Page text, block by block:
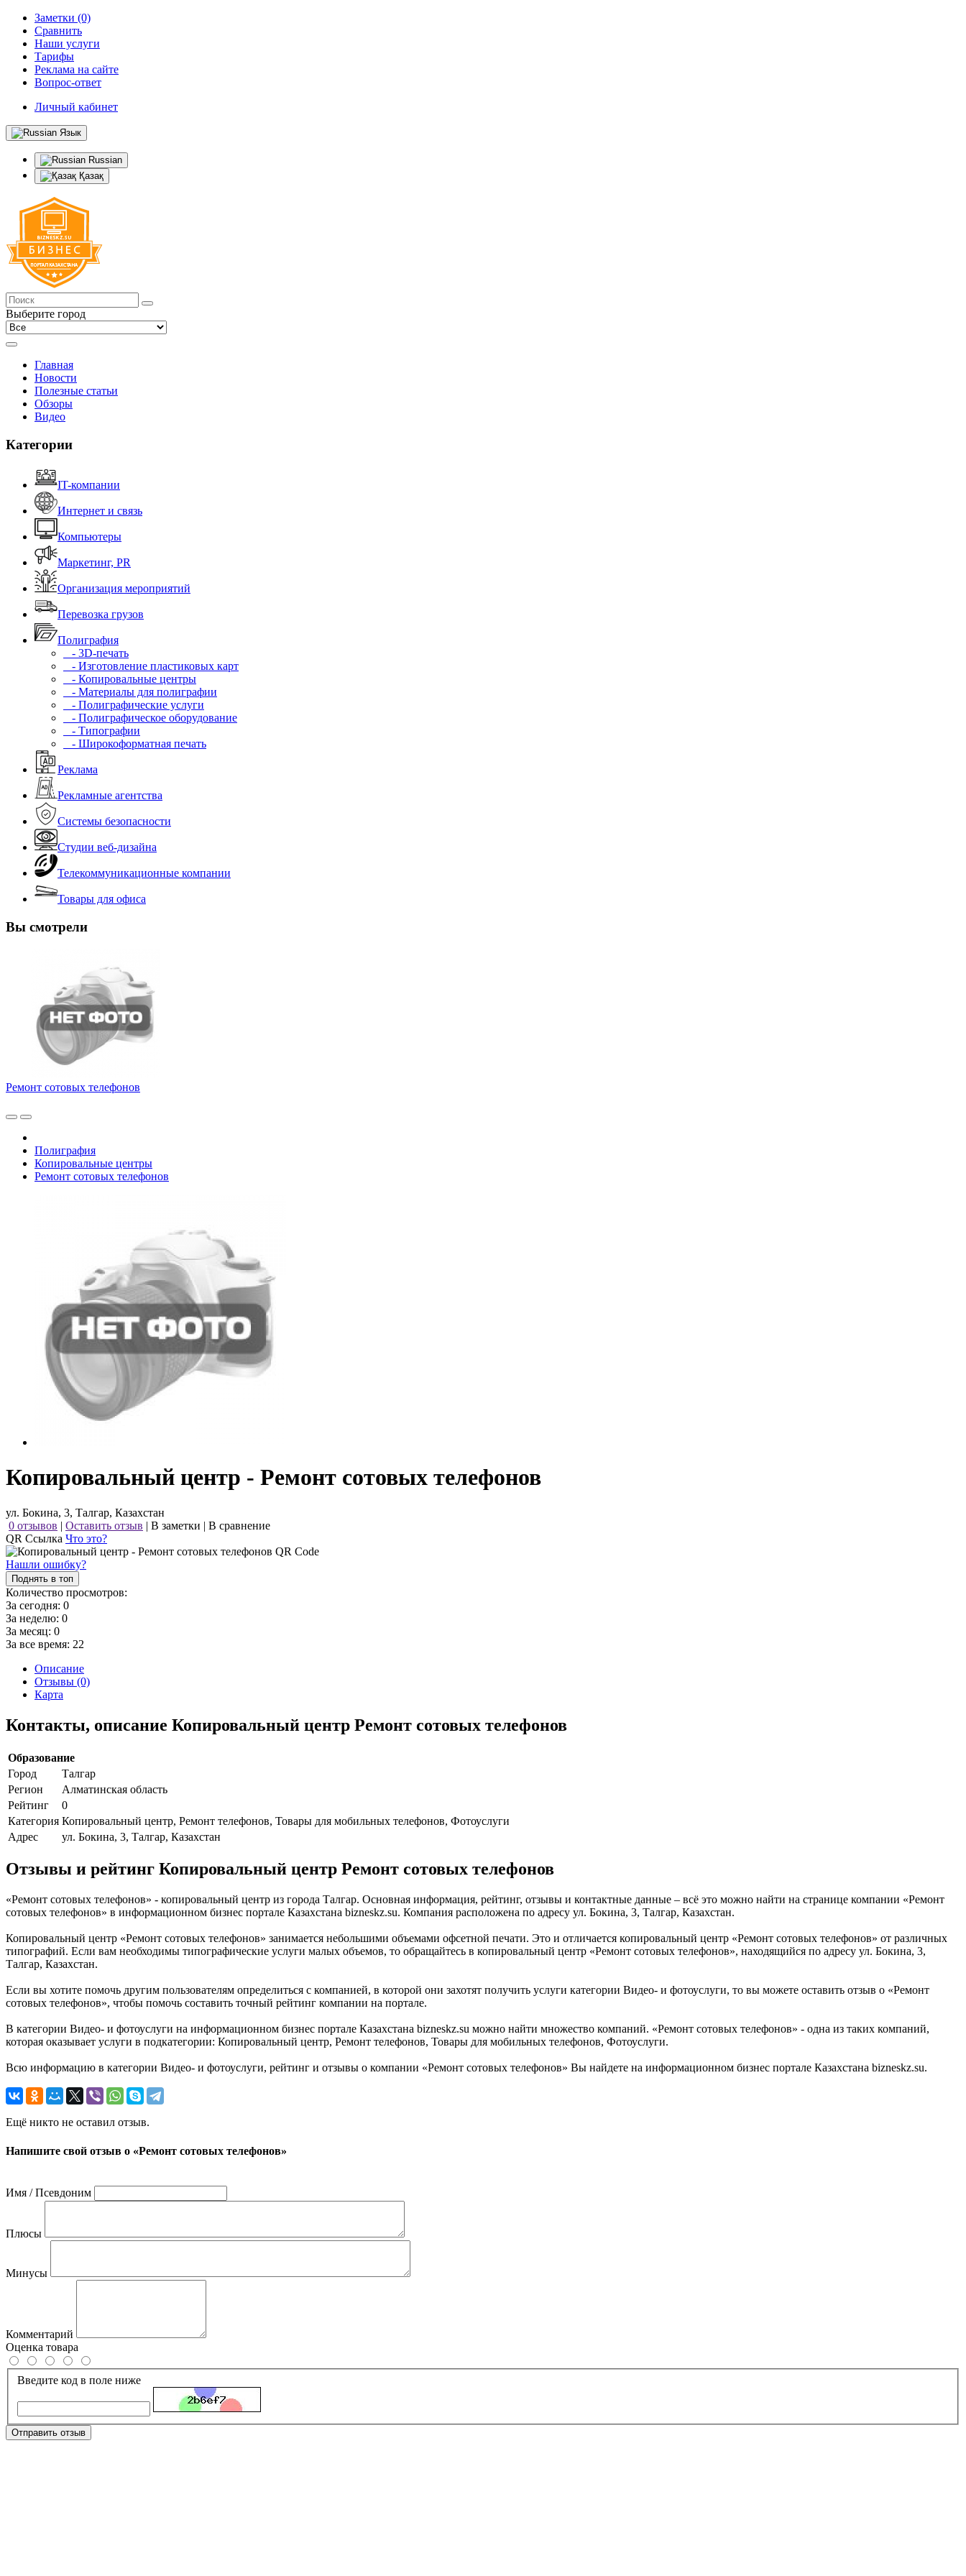
Заметки (0)
Сравнить
Наши услуги
Тарифы
Реклама на сайте
Вопрос-ответ
Личный кабинет
Язык
Russian
Қазақ
Выберите город
Главная
Новости
Полезные статьи
Обзоры
Видео
Категории
IT-компании
Интернет и связь
Компьютеры
Маркетинг, PR
Организация мероприятий
Перевозка грузов
Полиграфия
- 3D-печать
- Изготовление пластиковых карт
- Копировальные центры
- Материалы для полиграфии
- Полиграфические услуги
- Полиграфическое оборудование
- Типографии
- Широкоформатная печать
Реклама
Рекламные агентства
Системы безопасности
Студии веб-дизайна
Телекоммуникационные компании
Товары для офиса
Вы смотрели
Ремонт сотовых телефонов
Полиграфия
Копировальные центры
Ремонт сотовых телефонов
Копировальный центр - Ремонт сотовых телефонов
ул. Бокина, 3, Талгар, Казахстан
0 отзывов | Оставить отзыв | В заметки | В сравнение
QR Ссылка Что это?
Нашли ошибку?
Поднять в топ
Количество просмотров:
За сегодня: 0
За неделю: 0
За месяц: 0
За все время: 22
Описание
Отзывы (0)
Карта
Контакты, описание Копировальный центр Ремонт сотовых телефонов
Образование
Город
Талгар
Регион
Алматинская область
Рейтинг
0
Категория Копировальный центр, Ремонт телефонов, Товары для мобильных телефонов, Фотоуслуги
Адрес
ул. Бокина, 3, Талгар, Казахстан
Отзывы и рейтинг Копировальный центр Ремонт сотовых телефонов
«Ремонт сотовых телефонов» - копировальный центр из города Талгар. Основная информация, рейтинг, отзывы и контактные данные – всё это можно найти на странице компании «Ремонт
сотовых телефонов» в информационном бизнес портале Казахстана bizneskz.su. Компания расположена по адресу ул. Бокина, 3, Талгар, Казахстан.
Копировальный центр «Ремонт сотовых телефонов» занимается небольшими объемами офсетной печати. Это и отличается копировальный центр «Ремонт сотовых телефонов» от различных
типографий. Если вам необходимы типографические услуги малых объемов, то обращайтесь в копировальный центр «Ремонт сотовых телефонов», находящийся по адресу ул. Бокина, 3,
Талгар, Казахстан.
Если вы хотите помочь другим пользователям определиться с компанией, в которой они захотят получить услуги категории Видео- и фотоуслуги, то вы можете оставить отзыв о «Ремонт
сотовых телефонов», чтобы помочь составить точный рейтинг компании на портале.
В категории Видео- и фотоуслуги на информационном бизнес портале Казахстана bizneskz.su можно найти множество компаний. «Ремонт сотовых телефонов» - одна из таких компаний,
которая оказывает услуги в подкатегории: Копировальный центр, Ремонт телефонов, Товары для мобильных телефонов, Фотоуслуги.
Всю информацию в категории Видео- и фотоуслуги, рейтинг и отзывы о компании «Ремонт сотовых телефонов» Вы найдете на информационном бизнес портале Казахстана bizneskz.su.
Ещё никто не оставил отзыв.
Напишите свой отзыв о «Ремонт сотовых телефонов»
Имя / Псевдоним
Плюсы
Минусы
Комментарий
Оценка товара
Введите код в поле ниже
Отправить отзыв